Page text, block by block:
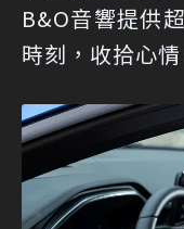
B&O音響提供
時刻，收拾心